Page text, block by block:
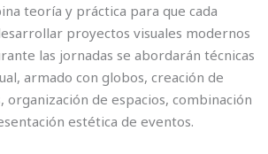
teoría y práctica para que cada
proyectos visuales modernos
las jornadas se abordarán técnicas
armado con globos, creación de
organización de espacios, combinación
estética de eventos.